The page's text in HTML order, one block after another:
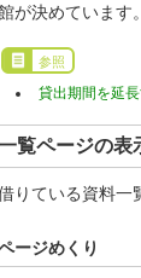
が決めています。
参照
貸出期間を延
覧ページの表
りている資料一
ージめくり